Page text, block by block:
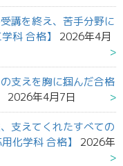
講を終え、苦手分野に
科 合格】
2026年4月
支えを胸に掴んだ合格
2026年4月7日
支えてくれたすべての
化学科 合格】
2026年